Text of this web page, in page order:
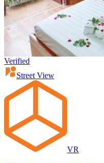
Verified
Street View
VR